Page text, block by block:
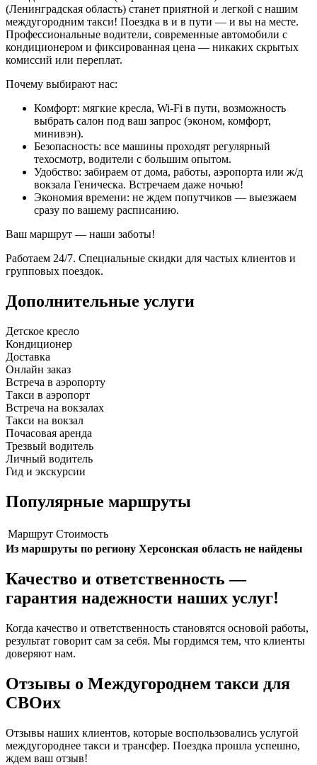
(Ленинградская область) станет приятной и легкой с нашим
междугородним такси! Поездка в и в пути — и вы на месте.
Профессиональные водители, современные автомобили с
кондиционером и фиксированная цена — никаких скрытых
комиссий или переплат.
Почему выбирают нас:
Комфорт: мягкие кресла, Wi-Fi в пути, возможность
выбрать салон под ваш запрос (эконом, комфорт,
минивэн).
Безопасность: все машины проходят регулярный
техосмотр, водители с большим опытом.
Удобство: забираем от дома, работы, аэропорта или ж/д
вокзала Геническа. Встречаем даже ночью!
Экономия времени: не ждем попутчиков — выезжаем
сразу по вашему расписанию.
Ваш маршрут — наши заботы!
Работаем 24/7. Специальные скидки для частых клиентов и
групповых поездок.
Дополнительные услуги
Детское кресло
Кондиционер
Доставка
Онлайн заказ
Встреча в аэропорту
Такси в аэропорт
Встреча на вокзалах
Такси на вокзал
Почасовая аренда
Трезвый водитель
Личный водитель
Гид и экскурсии
Популярные маршруты
Маршрут Стоимость
Из маршруты по региону Херсонская область не найдены
Качество и ответственность —
гарантия надежности наших услуг!
Когда качество и ответственность становятся основой работы,
результат говорит сам за себя. Мы гордимся тем, что клиенты
доверяют нам.
Отзывы о Междугороднем такси для
СВОих
Отзывы наших клиентов, которые воспользовались услугой
междугороднее такси и трансфер. Поездка прошла успешно,
ждем ваш отзыв!